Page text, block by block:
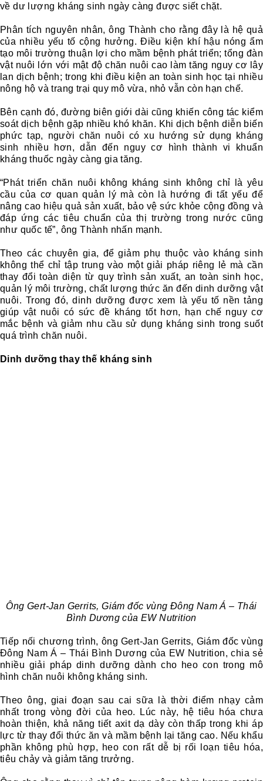
về dư lượng kháng sinh ngày càng được siết chặt.
Phân tích nguyên nhân, ông Thành cho rằng đây là hệ quả
của nhiều yếu tố cộng hưởng. Điều kiện khí hậu nóng ẩm
tạo môi trường thuận lợi cho mầm bệnh phát triển; tổng đàn
vật nuôi lớn với mật độ chăn nuôi cao làm tăng nguy cơ lây
lan dịch bệnh; trong khi điều kiện an toàn sinh học tại nhiều
nông hộ và trang trại quy mô vừa, nhỏ vẫn còn hạn chế.
Bên cạnh đó, đường biên giới dài cũng khiến công tác kiểm
soát dịch bệnh gặp nhiều khó khăn. Khi dịch bệnh diễn biến
phức tạp, người chăn nuôi có xu hướng sử dụng kháng
sinh nhiều hơn, dẫn đến nguy cơ hình thành vi khuẩn
kháng thuốc ngày càng gia tăng.
“Phát triển chăn nuôi không kháng sinh không chỉ là yêu
cầu của cơ quan quản lý mà còn là hướng đi tất yếu để
nâng cao hiệu quả sản xuất, bảo vệ sức khỏe cộng đồng và
đáp ứng các tiêu chuẩn của thị trường trong nước cũng
như quốc tế”, ông Thành nhấn mạnh.
Theo các chuyên gia, để giảm phụ thuộc vào kháng sinh
không thể chỉ tập trung vào một giải pháp riêng lẻ mà cần
thay đổi toàn diện từ quy trình sản xuất, an toàn sinh học,
quản lý môi trường, chất lượng thức ăn đến dinh dưỡng vật
nuôi. Trong đó, dinh dưỡng được xem là yếu tố nền tảng
giúp vật nuôi có sức đề kháng tốt hơn, hạn chế nguy cơ
mắc bệnh và giảm nhu cầu sử dụng kháng sinh trong suốt
quá trình chăn nuôi.
Dinh dưỡng thay thế kháng sinh
Ông Gert-Jan Gerrits, Giám đốc vùng Đông Nam Á – Thái
Bình Dương của EW Nutrition
Tiếp nối chương trình, ông Gert-Jan Gerrits, Giám đốc vùng
Đông Nam Á – Thái Bình Dương của EW Nutrition, chia sẻ
nhiều giải pháp dinh dưỡng dành cho heo con trong mô
hình chăn nuôi không kháng sinh.
Theo ông, giai đoạn sau cai sữa là thời điểm nhạy cảm
nhất trong vòng đời của heo. Lúc này, hệ tiêu hóa chưa
hoàn thiện, khả năng tiết axit dạ dày còn thấp trong khi áp
lực từ thay đổi thức ăn và mầm bệnh lại tăng cao. Nếu khẩu
phần không phù hợp, heo con rất dễ bị rối loạn tiêu hóa,
tiêu chảy và giảm tăng trưởng.